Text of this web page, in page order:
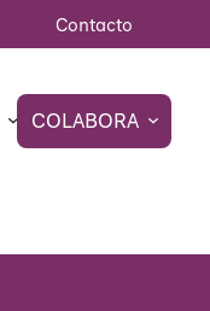
Contacto
COLABORA